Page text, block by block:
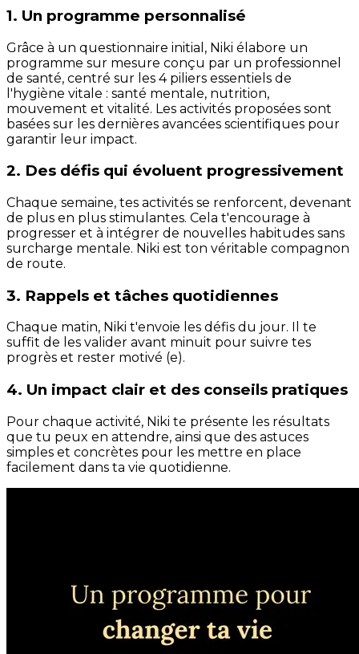
1. Un programme personnalisé
Grâce à un questionnaire initial, Niki élabore un
programme sur mesure conçu par un professionnel
de santé, centré sur les 4 piliers essentiels de
l'hygiène vitale : santé mentale, nutrition,
mouvement et vitalité. Les activités proposées sont
basées sur les dernières avancées scientifiques pour
garantir leur impact.
2. Des défis qui évoluent progressivement
Chaque semaine, tes activités se renforcent, devenant
de plus en plus stimulantes. Cela t'encourage à
progresser et à intégrer de nouvelles habitudes sans
surcharge mentale. Niki est ton véritable compagnon
de route.
3. Rappels et tâches quotidiennes
Chaque matin, Niki t'envoie les défis du jour. Il te
suffit de les valider avant minuit pour suivre tes
progrès et rester motivé (e).
4. Un impact clair et des conseils pratiques
Pour chaque activité, Niki te présente les résultats
que tu peux en attendre, ainsi que des astuces
simples et concrètes pour les mettre en place
facilement dans ta vie quotidienne.